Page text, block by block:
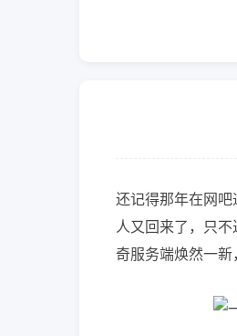
还记得那年在网
人又回来了，只
奇服务端焕然一新